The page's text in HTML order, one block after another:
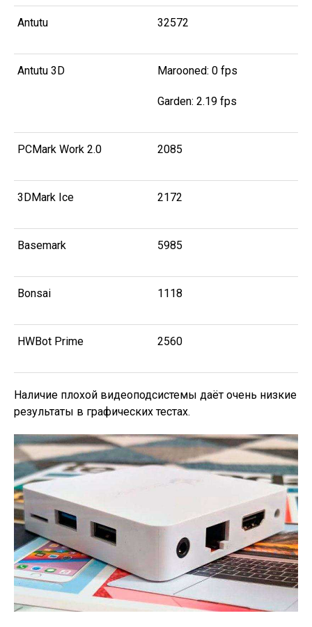
Antutu 32572
Antutu 3D Marooned: 0 fps
Garden: 2.19 fps
PCMark Work 2.0 2085
3DMark Ice 2172
Basemark 5985
Bonsai 1118
HWBot Prime 2560
Наличие плохой видеоподсистемы даёт очень низкие
результаты в графических тестах.